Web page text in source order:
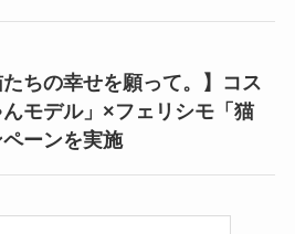
たちの幸せを願って。】コス
モデル」×フェリシモ「猫
ーンを実施